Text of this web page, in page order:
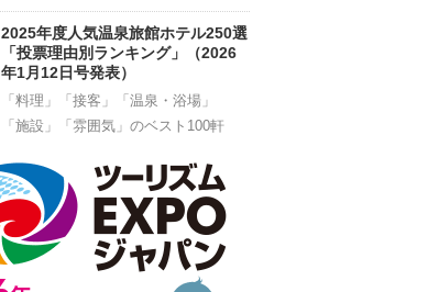
2025年度人気温泉旅館ホテル250選
「投票理由別ランキング」（2026
年1月12日号発表）
「料理」「接客」「温泉・浴場」
「施設」「雰囲気」のベスト100軒